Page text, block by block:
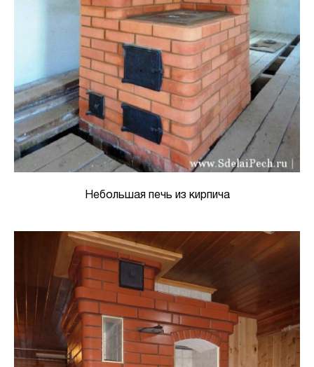
Небольшая печь из кирпича